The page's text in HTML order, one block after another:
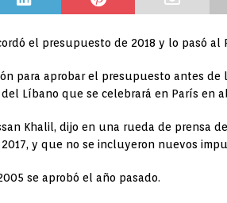
el presupuesto de 2018 y lo pasó al
para aprobar el presupuesto antes
Líbano que se celebrará en París en
Khalil, dijo en una rueda de prensa
y que no se incluyeron nuevos
se aprobó el año pasado.